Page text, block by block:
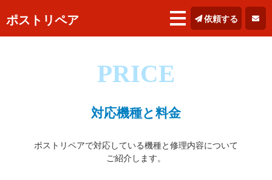
ポストリペア 依頼する
PRICE
対応機種と料金
ポストリペアで対応している機種と修理内容について
ご紹介します。